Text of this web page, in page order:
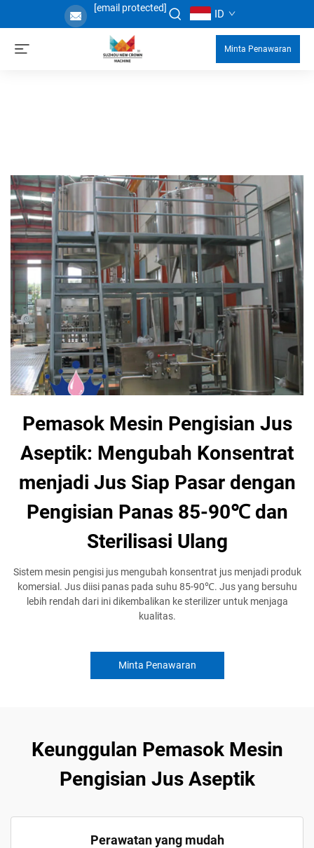
[email protected] ID
Minta Penawaran
Pemasok Mesin Pengisian Jus
Aseptik: Mengubah Konsentrat
menjadi Jus Siap Pasar dengan
Pengisian Panas 85-90℃ dan
Sterilisasi Ulang
Sistem mesin pengisi jus mengubah konsentrat jus menjadi produk
komersial. Jus diisi panas pada suhu 85-90℃. Jus yang bersuhu
lebih rendah dari ini dikembalikan ke sterilizer untuk menjaga
kualitas.
Minta Penawaran
Keunggulan Pemasok Mesin
Pengisian Jus Aseptik
Perawatan yang mudah